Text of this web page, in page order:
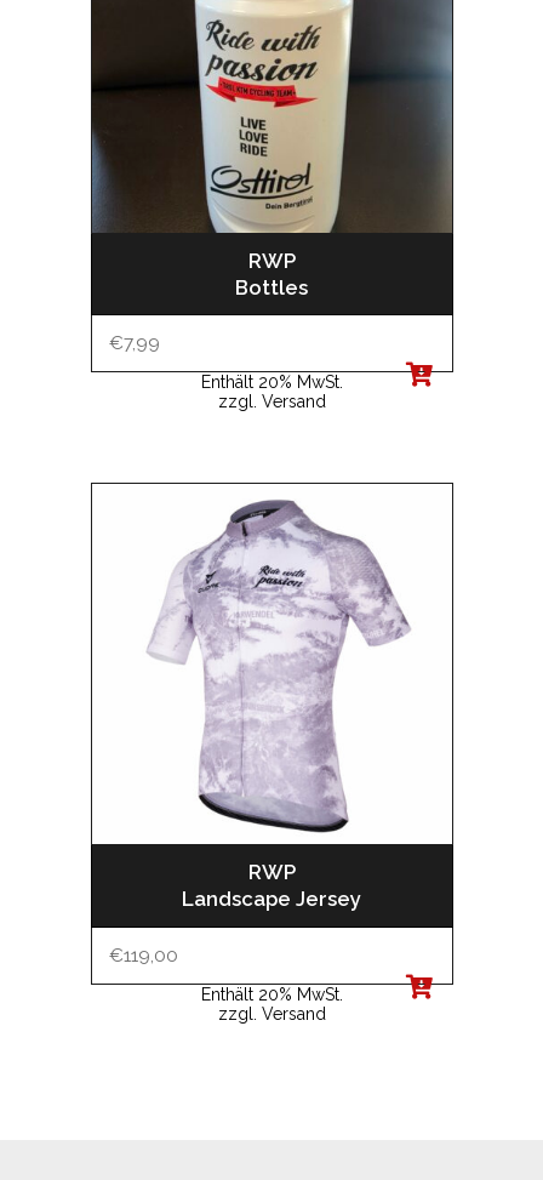
RWP
Bottles
€7,99
Enthält 20% MwSt.
zzgl. Versand
RWP
Landscape Jersey
€119,00
Enthält 20% MwSt.
zzgl. Versand